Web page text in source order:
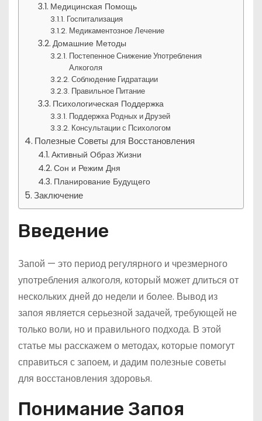
Медицинская Помощь
Госпитализация
Медикаментозное Лечение
Домашние Методы
Постепенное Снижение Употребления
Алкоголя
Соблюдение Гидратации
Правильное Питание
Психологическая Поддержка
Поддержка Родных и Друзей
Консультации с Психологом
Полезные Советы для Восстановления
Активный Образ Жизни
Сон и Режим Дня
Планирование Будущего
Заключение
Введение
Запой — это период регулярного и чрезмерного
употребления алкоголя, который может длиться от
нескольких дней до недели и более. Вывод из
запоя является серьезной задачей, требующей не
только воли, но и правильного подхода. В этой
статье мы расскажем о методах, которые помогут
справиться с запоем, и дадим полезные советы
для восстановления здоровья.
Понимание Запоя